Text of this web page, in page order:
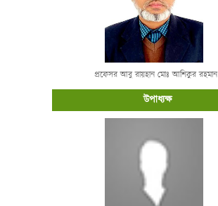
প্রফেসর আবু রায়হান মোঃ আশিকুর রহমান
উপাধ্যক্ষ